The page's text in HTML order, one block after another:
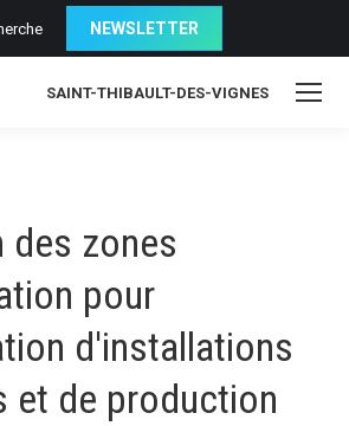
NEWSLETTER
SAINT-THIBAULT-DES-VIGNES
des zones
pour
d'installations
et de production